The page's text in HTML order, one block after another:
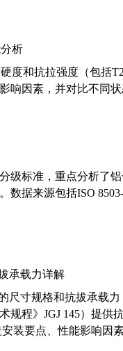
析
度和抗拉强度（包括
响因素，并对比不同
级标准，重点分析了
数据来源包括ISO
承载力详解
尺寸规格和抗拔承载
规程》JGJ 145）提
装要点、性能影响因